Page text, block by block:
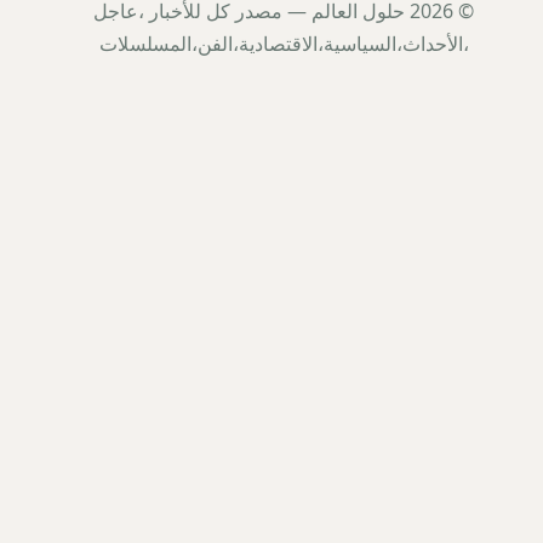
© 2026 حلول العالم — مصدر كل للأخبار ،عاجل
،الأحداث،السياسية،الاقتصادية،الفن،المسلسلات